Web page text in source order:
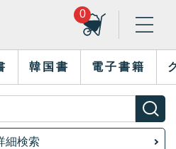
0
韓国書 電子書籍
細検索